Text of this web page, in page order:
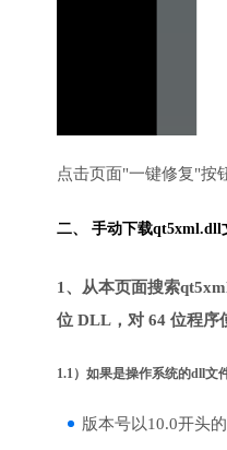
点击页面"一键修复"按
二、 手动下载qt5xml.dll
1、从本页面搜索
位 DLL，对 64 位程序
1.1）如果是操作系统的dll文
版本号以10.0开头